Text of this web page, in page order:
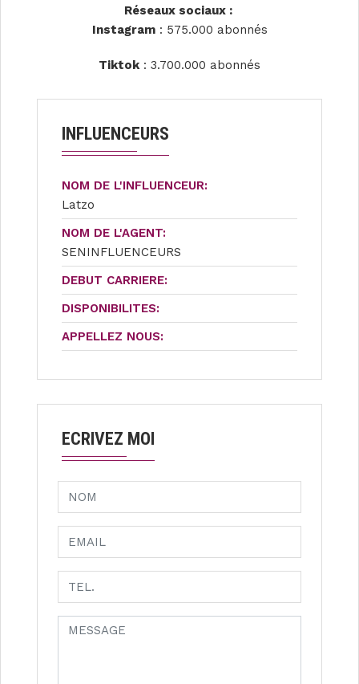
Réseaux sociaux :
Instagram: 575.000 abonnés
Tiktok: 3.700.000 abonnés
INFLUENCEURS
NOM DE L'INFLUENCEUR:
Latzo
NOM DE L'AGENT:
SENINFLUENCEURS
DEBUT CARRIERE:
DISPONIBILITES:
APPELLEZ NOUS:
ECRIVEZ MOI